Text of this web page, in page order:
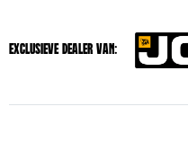
Exclusieve dealer van: